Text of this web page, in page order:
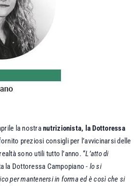
la nostranutrizionista, la Dottoressa
preziosi consigli per l’avvicinarsi delle
sono utili tutto l’anno. “L’atto di
la Dottoressa Campopiano - lo si
per mantenersi in forma ed è così che si